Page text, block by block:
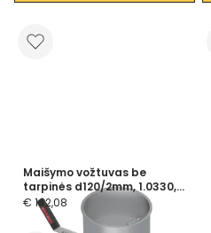
Maišymo vožtuvas be
tarpinės d120/2mm, 1.0330,
powder-coated manually
operated
€ 142,08